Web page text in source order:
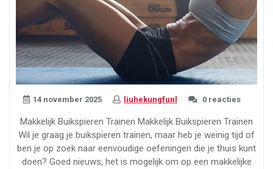
14 november 2025 liuhekungfunl 0 reacties
Makkelijk Buikspieren Trainen Makkelijk Buikspieren Trainen
Wil je graag je buikspieren trainen, maar heb je weinig tijd of
ben je op zoek naar eenvoudige oefeningen die je thuis kunt
doen? Goed nieuws, het is mogelijk om op een makkelijke